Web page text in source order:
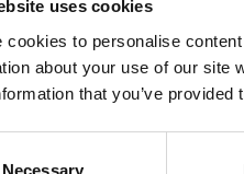
uses cookies
cookies to personalise
about your use of our site
that you’ve
Necessary